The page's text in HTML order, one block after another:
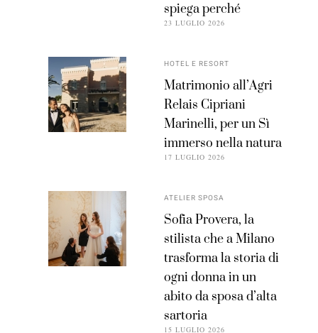
spiega perché
23 LUGLIO 2026
HOTEL E RESORT
Matrimonio all’Agri
Relais Cipriani
Marinelli, per un Sì
immerso nella natura
17 LUGLIO 2026
ATELIER SPOSA
Sofia Provera, la
stilista che a Milano
trasforma la storia di
ogni donna in un
abito da sposa d’alta
sartoria
15 LUGLIO 2026